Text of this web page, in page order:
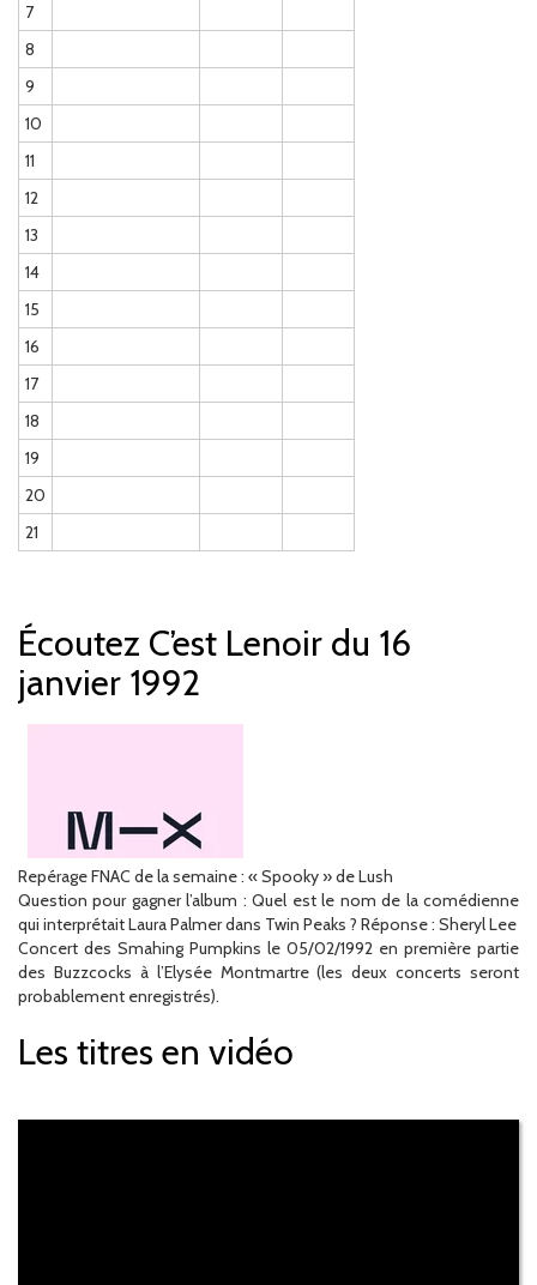
7
8
9
10
11
12
13
14
15
16
17
18
19
20
21
Écoutez C’est Lenoir du 16
janvier 1992
Repérage FNAC de la semaine : « Spooky » de Lush
Question pour gagner l’album : Quel est le nom de la comédienne
qui interprétait Laura Palmer dans Twin Peaks ? Réponse : Sheryl Lee
Concert des Smahing Pumpkins le 05/02/1992 en première partie
des Buzzcocks à l’Elysée Montmartre (les deux concerts seront
probablement enregistrés).
Les titres en vidéo